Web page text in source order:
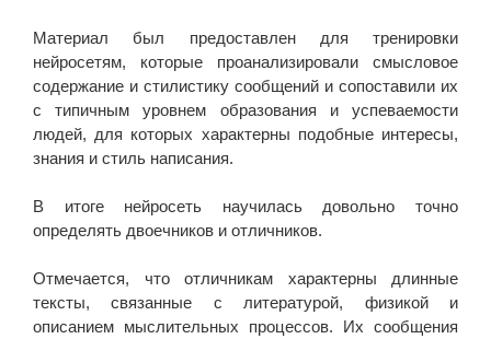
Материал был предоставлен для тренировки
нейросетям, которые проанализировали смысловое
содержание и стилистику сообщений и сопоставили их
с типичным уровнем образования и успеваемости
людей, для которых характерны подобные интересы,
знания и стиль написания.
В итоге нейросеть научилась довольно точно
определять двоечников и отличников.
Отмечается, что отличникам характерны длинные
тексты, связанные с литературой, физикой и
описанием мыслительных процессов. Их сообщения